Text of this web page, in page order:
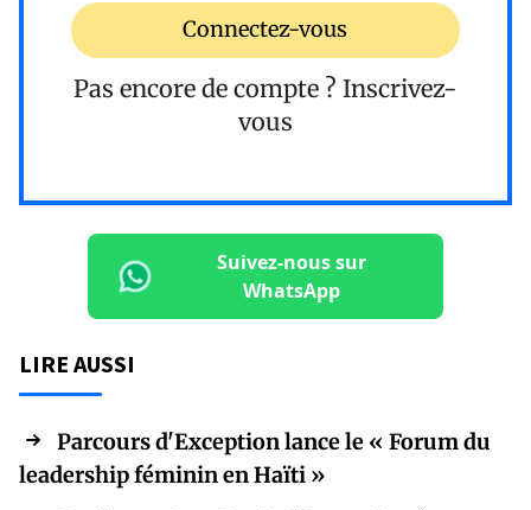
Connectez-vous
Pas encore de compte ? Inscrivez-
vous
Suivez-nous sur
WhatsApp
LIRE AUSSI
Parcours d'Exception lance le « Forum du
leadership féminin en Haïti »